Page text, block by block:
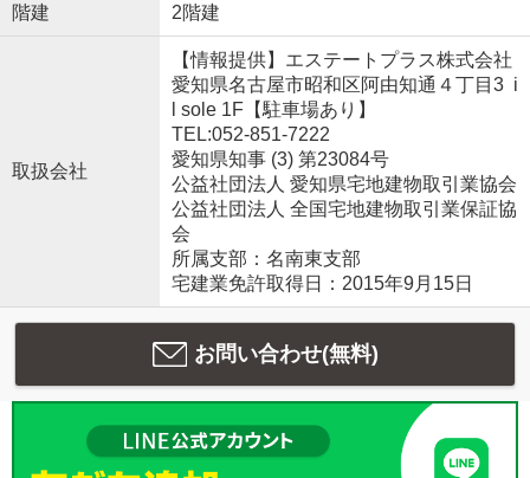
階建 2階建
取扱会社
【情報提供】エステートプラス株式会社
愛知県名古屋市昭和区阿由知通４丁目3 i
l sole 1F【駐車場あり】
TEL:052-851-7222
愛知県知事 (3) 第23084号
公益社団法人 愛知県宅地建物取引業協会
公益社団法人 全国宅地建物取引業保証協
会
所属支部：名南東支部
宅建業免許取得日：2015年9月15日
お問い合わせ(無料)